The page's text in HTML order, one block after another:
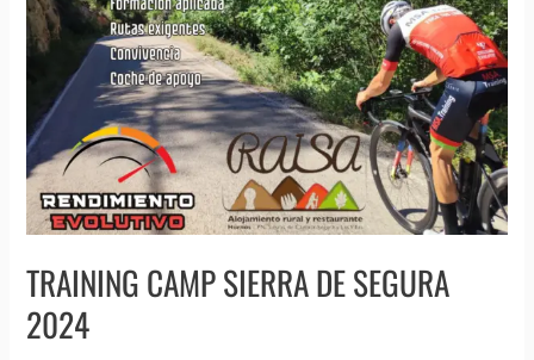
TRAINING CAMP SIERRA DE SEGURA
2024